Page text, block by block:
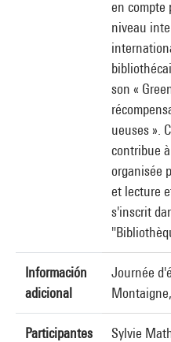
en compte
niveau
son «
ueuses ».
contribue
organisée
et lecture
s'inscrit
Información
adicional
Journée
Participantes
Sylvie